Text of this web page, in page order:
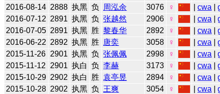
2016-08-14 2888 执黑 负 周泓余 3076 ♀ |cwa |
2016-07-12 2891 执黑 负 张越然 2906 ♀ |cwa |
2016-07-05 2891 执黑 胜 黎春华 2892 ♀ |cwa |
2016-06-22 2892 执黑 胜 唐奕 3058 ♀ |cwa |
2015-11-26 2901 执黑 负 张佩佩 2998 ♀ |cwa |
2015-11-12
2901 执白 负 李赫 3173 ♀ |cwa |
2015-10-29 2902 执白 胜 袁亭昱 2894 ♀ |cwa |
2015-10-28 2902 执黑 负 王爽 3054 ♀ |cwa |